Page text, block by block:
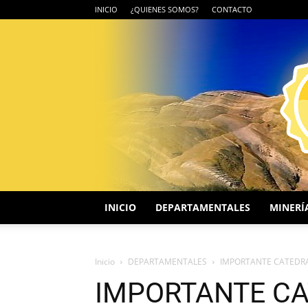
INICIO ¿QUIENES SOMOS? CONTACTO
INICIO DEPARTAMENTALES
Inicio DEPARTAMENTALES IMPORTANTE
IMPORTANTE